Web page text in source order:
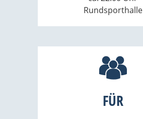
Rundsporthalle
FÜR